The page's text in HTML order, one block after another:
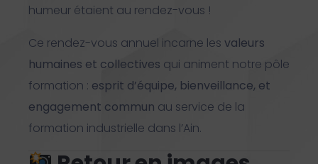
humeur étaient au rendez-vous !
Ce rendez-vous annuel incarne les valeurs
humaines et collectives qui animent notre pôle
formation : esprit d’équipe, bienveillance, et
engagement commun au service de la
formation industrielle dans l’Ain.